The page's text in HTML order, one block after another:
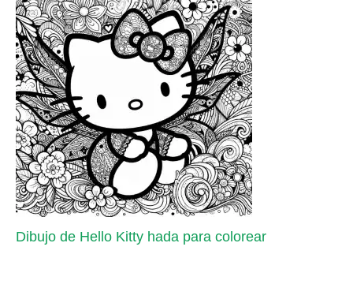
Dibujo de Hello Kitty hada para colorear